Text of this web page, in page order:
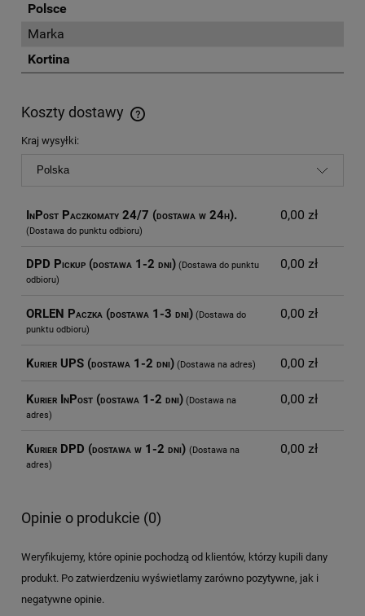
Polsce
Marka
Kortina
Koszty dostawy
Cena nie zawiera ewentualnych kosztów płatności
Kraj wysyłki:
InPost Paczkomaty 24/7 (dostawa w 24h).
(Dostawa do punktu odbioru)
0,00 zł
DPD Pickup (dostawa 1-2 dni)(Dostawa do punktu
odbioru)
0,00 zł
ORLEN Paczka (dostawa 1-3 dni)(Dostawa do
punktu odbioru)
0,00 zł
Kurier UPS (dostawa 1-2 dni)(Dostawa na adres) 0,00 zł
Kurier InPost (dostawa 1-2 dni)(Dostawa na
adres)
0,00 zł
Kurier DPD (dostawa w 1-2 dni) (Dostawa na
adres)
0,00 zł
Opinie o produkcie (0)
Weryfikujemy, które opinie pochodzą od klientów, którzy kupili dany
produkt. Po zatwierdzeniu wyświetlamy zarówno pozytywne, jak i
negatywne opinie.